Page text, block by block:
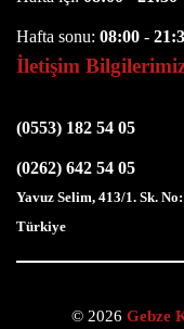
Hafta sonu: 08:00 -
İletişim
(0553) 182 54 05
(0262) 642 54 05
Yavuz Selim, 413/1. Sk.
Türkiye
© 2026 Gebze